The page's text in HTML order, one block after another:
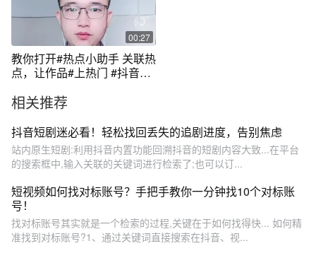
00:27
教你打开#热点小助手 关联热
点，让作品#上热门 #抖音用
@DOU+小助手
相关推荐
抖音短剧迷必看！轻松找回丢失的追剧进度，告别焦虑
站内原生短剧:利用抖音内置功能回溯抖音的短剧内容大致...在平台
的搜索框中,输入关联的关键词进行检索了;也可以订...
短视频如何找对标账号？手把手教你一分钟找10个对标账
号！
找对标账号其实就是一个检索的过程,关键在于如何找得快... 如何精
准找到对标账号?1、通过关键词直接搜索在抖音、视...